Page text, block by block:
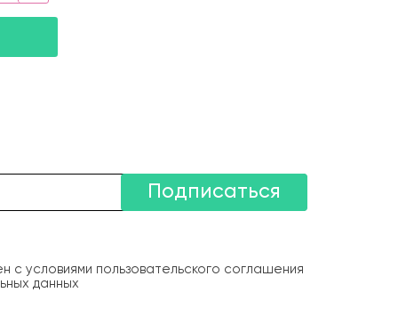
Подписаться
с условиями пользовательского соглашения
данных